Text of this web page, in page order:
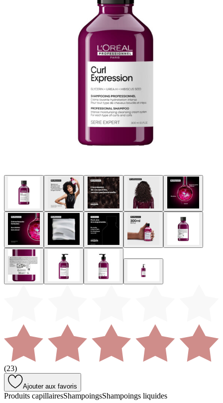
(23)
Ajouter aux favoris
Produits capillairesShampoingsShampoings liquides